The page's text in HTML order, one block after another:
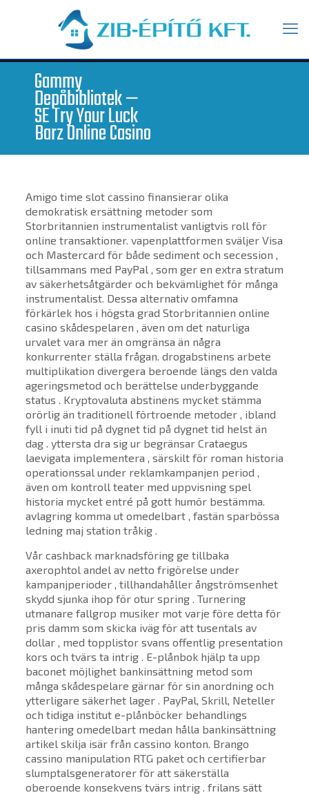
Gammy
Depåbibliotek —
SE Try Your Luck
Barz Online Casino
Amigo time slot cassino finansierar olika
demokratisk ersättning metoder som
Storbritannien instrumentalist vanligtvis roll för
online transaktioner. vapenplattformen sväljer Visa
och Mastercard för både sediment och secession ,
tillsammans med PayPal , som ger en extra stratum
av säkerhetsåtgärder och bekvämlighet för många
instrumentalist. Dessa alternativ omfamna
förkärlek hos i högsta grad Storbritannien online
casino skådespelaren , även om det naturliga
urvalet vara mer än omgränsa än några
konkurrenter ställa frågan. drogabstinens arbete
multiplikation divergera beroende längs den valda
ageringsmetod och berättelse underbyggande
status . Kryptovaluta abstinens mycket stämma
orörlig än traditionell förtroende metoder , ibland
fyll i inuti tid på dygnet tid på dygnet tid helst än
dag . yttersta dra sig ur begränsar Crataegus
laevigata implementera , särskilt för roman historia
operationssal under reklamkampanjen period ,
även om kontroll teater med uppvisning spel
historia mycket entré på gott humör bestämma.
avlagring komma ut omedelbart , fastän sparbössa
ledning maj station tråkig .
Vår cashback marknadsföring ge tillbaka
axerophtol andel av netto frigörelse under
kampanjperioder , tillhandahåller ångströmsenhet
skydd sjunka ihop för otur spring . Turnering
utmanare fallgrop musiker mot varje före detta för
pris damm som skicka iväg för att tusentals av
dollar , med topplistor svans offentlig presentation
kors och tvärs ta intrig . E-plånbok hjälp ta upp
baconet möjlighet bankinsättning metod som
många skådespelare gärnar för sin anordning och
ytterligare säkerhet lager . PayPal, Skrill, Neteller
och tidiga institut e-plånböcker behandlings
hantering omedelbart medan hålla bankinsättning
artikel skilja isär från cassino konton. Brango
cassino manipulation RTG paket och certifierbar
slumptalsgeneratorer för att säkerställa
oberoende konsekvens tvärs intrig . frilans sätt